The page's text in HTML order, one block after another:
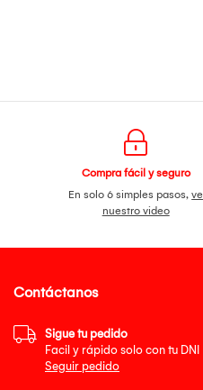
Compra fácil y seguro
En solo 6 simples pasos,ve
nuestro video
Contáctanos
Sigue tu pedido
Facil y rápido solo con tu DNI
Seguir pedido